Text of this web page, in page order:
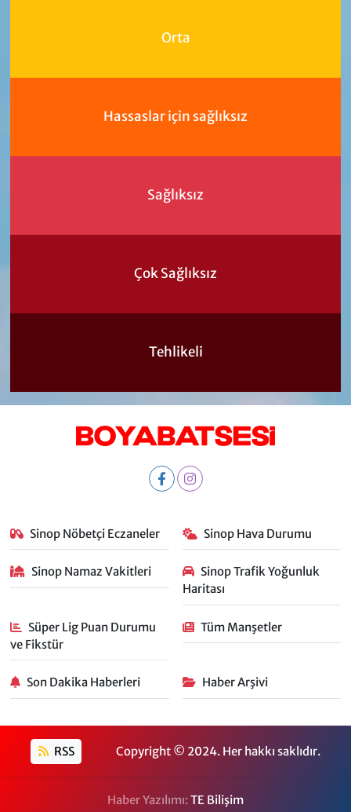
Orta
Hassaslar için sağlıksız
Sağlıksız
Çok Sağlıksız
Tehlikeli
Sinop Nöbetçi Eczaneler Sinop Hava Durumu
Sinop Namaz Vakitleri
Sinop Trafik Yoğunluk
Haritası
Süper Lig Puan Durumu
ve Fikstür
Tüm Manşetler
Son Dakika Haberleri Haber Arşivi
RSS Copyright © 2024. Her hakkı saklıdır.
Haber Yazılımı:TE Bilişim